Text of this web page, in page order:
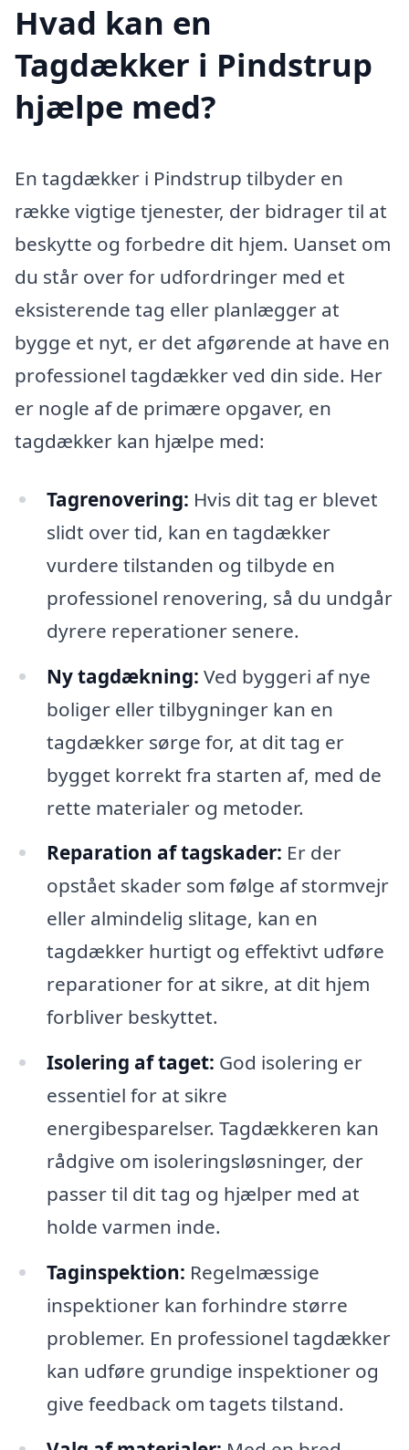
Hvad kan en
Tagdækker i Pindstrup
hjælpe med?
En tagdækker i Pindstrup tilbyder en
række vigtige tjenester, der bidrager til at
beskytte og forbedre dit hjem. Uanset om
du står over for udfordringer med et
eksisterende tag eller planlægger at
bygge et nyt, er det afgørende at have en
professionel tagdækker ved din side. Her
er nogle af de primære opgaver, en
tagdækker kan hjælpe med:
Tagrenovering: Hvis dit tag er blevet
slidt over tid, kan en tagdækker
vurdere tilstanden og tilbyde en
professionel renovering, så du undgår
dyrere reperationer senere.
Ny tagdækning: Ved byggeri af nye
boliger eller tilbygninger kan en
tagdækker sørge for, at dit tag er
bygget korrekt fra starten af, med de
rette materialer og metoder.
Reparation af tagskader: Er der
opstået skader som følge af stormvejr
eller almindelig slitage, kan en
tagdækker hurtigt og effektivt udføre
reparationer for at sikre, at dit hjem
forbliver beskyttet.
Isolering af taget: God isolering er
essentiel for at sikre
energibesparelser. Tagdækkeren kan
rådgive om isoleringsløsninger, der
passer til dit tag og hjælper med at
holde varmen inde.
Taginspektion: Regelmæssige
inspektioner kan forhindre større
problemer. En professionel tagdækker
kan udføre grundige inspektioner og
give feedback om tagets tilstand.